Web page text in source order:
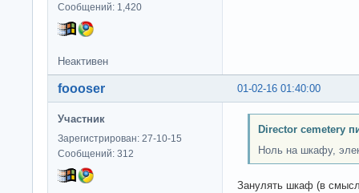
Сообщений: 1,420
Неактивен
01-02-16 01:40:00
foooser
Участник
Зарегистрирован: 27-10-15
Сообщений: 312
Director cemetery
Ноль на шкафу,
Занулять шкаф (в